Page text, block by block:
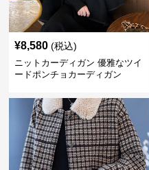
¥8,580 (税込)
ニットカーディガン 優雅なツイ
ードポンチョカーディガン